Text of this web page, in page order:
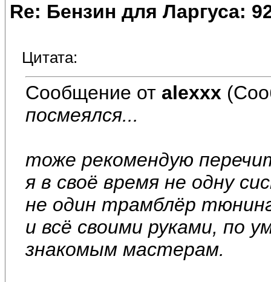
Re: Бензин для Ларгуса:
Цитата:
Сообщение от alexxx
посмеялся...
тоже рекомендую
я в своё время не одну
не один трамблёр
и всё своими руками, по
знакомым мастерам.